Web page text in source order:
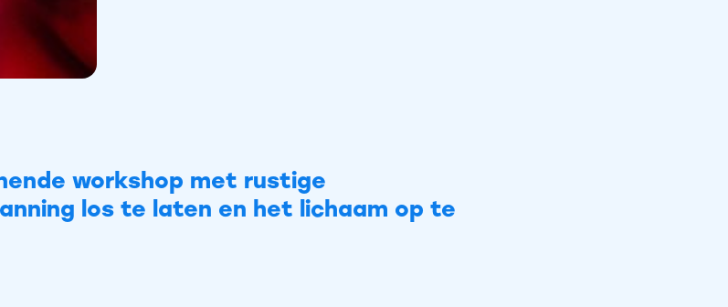
workshop met rustige
los te laten en het lichaam op te